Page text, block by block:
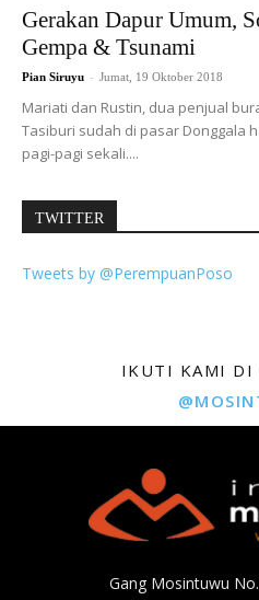
Gerakan Dapur Umum,
Gempa & Tsunami
Pian Siruyu - Jumat, 19 Oktober 2018
Mariati dan Rustin, dua penjual
Tasiburi sudah di pasar Donggala
pagi-pagi sekali....
TWITTER
Tweets by @PerempuanPoso
IKUTI KAMI DI
Gang Mosintuwu